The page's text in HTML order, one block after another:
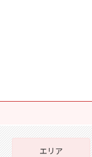
エリア